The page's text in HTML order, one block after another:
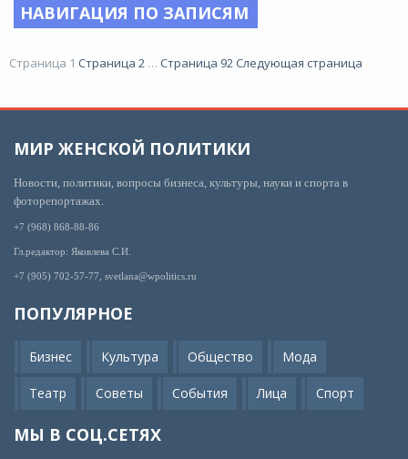
НАВИГАЦИЯ ПО ЗАПИСЯМ
Страница 1 Страница 2 … Страница 92Следующая страница
МИР ЖЕНСКОЙ ПОЛИТИКИ
Новости, политики, вопросы бизнеса, культуры, науки и спорта в
фоторепортажах.
+7 (968) 868-88-86
Гл.редактор: Яковлева С.И.
+7 (905) 702-57-77, svetlana@wpolitics.ru
ПОПУЛЯРНОЕ
Бизнес Культура Общество Мода
Театр Советы События Лица Спорт
МЫ В СОЦ.СЕТЯХ